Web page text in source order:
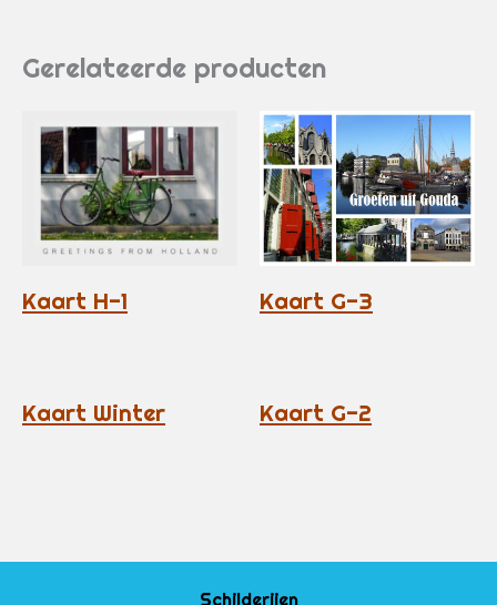
Gerelateerde producten
Kaart H-1 Kaart G-3
Kaart Winter Kaart G-2
Schilderijen